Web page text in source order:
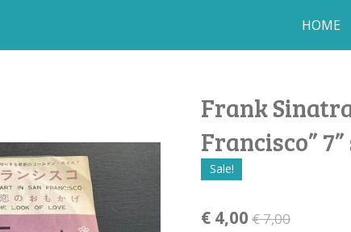
HOME
Frank
Francisco”
Sale!
€ 4,00 € 7,00